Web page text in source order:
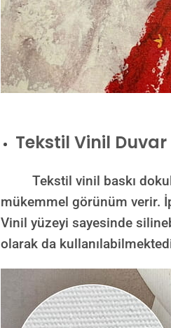
Tekstil Vinil Duvar
Tekstil vinil baskı dokulu
mükemmel görünüm verir.
Vinil yüzeyi sayesinde
olarak da